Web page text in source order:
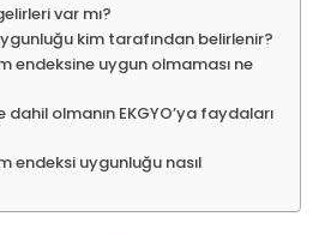
var mı?
kim tarafından belirlenir?
endeksine uygun olmaması ne
dahil olmanın EKGYO’ya faydaları
endeksi uygunluğu nasıl